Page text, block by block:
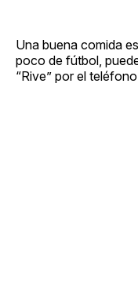
Una buena comida
poco de fútbol,
“Rive” por el